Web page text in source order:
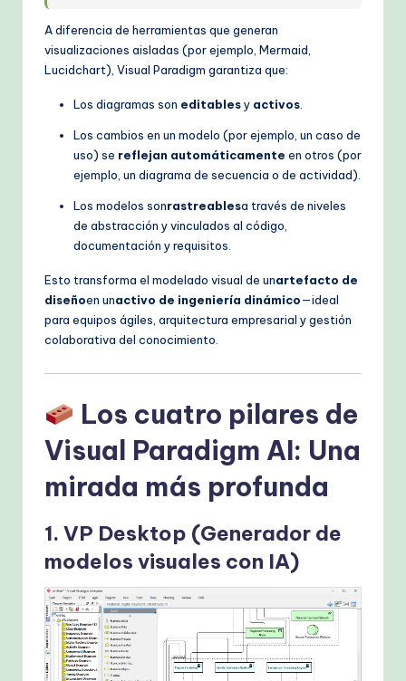
A diferencia de herramientas que generan
visualizaciones aisladas (por ejemplo, Mermaid,
Lucidchart), Visual Paradigm garantiza que:
Los diagramas son editablesy activos.
Los cambios en un modelo (por ejemplo, un caso de
uso) se reflejan automáticamente en otros (por
ejemplo, un diagrama de secuencia o de actividad).
Los modelos sonrastreablesa través de niveles
de abstracción y vinculados al código,
documentación y requisitos.
Esto transforma el modelado visual de unartefacto de
diseñoen unactivo de ingeniería dinámico—ideal
para equipos ágiles, arquitectura empresarial y gestión
colaborativa del conocimiento.
Los cuatro pilares de
Visual Paradigm AI: Una
mirada más profunda
1. VP Desktop (Generador de
modelos visuales con IA)